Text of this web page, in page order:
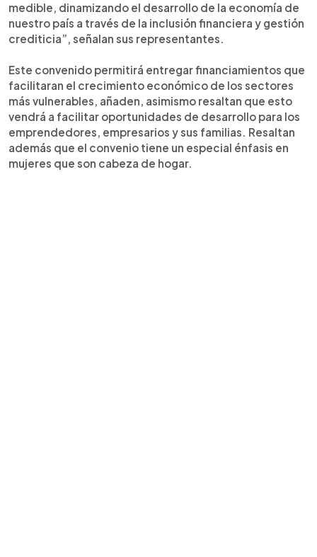
medible, dinamizando el desarrollo de la economía de
nuestro país a través de la inclusión financiera y gestión
crediticia”, señalan sus representantes.
Este convenido permitirá entregar financiamientos que
facilitaran el crecimiento económico de los sectores
más vulnerables, añaden, asimismo resaltan que esto
vendrá a facilitar oportunidades de desarrollo para los
emprendedores, empresarios y sus familias. Resaltan
además que el convenio tiene un especial énfasis en
mujeres que son cabeza de hogar.